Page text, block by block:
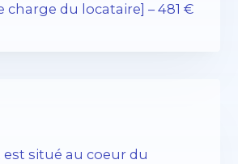
charge du locataire] – 481 €
situé au coeur du